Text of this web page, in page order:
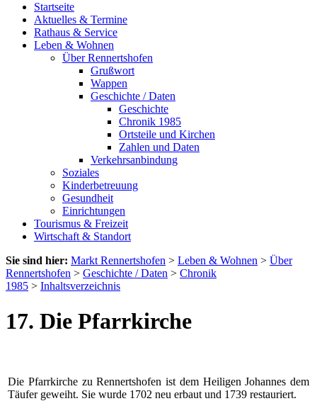
Startseite
Aktuelles & Termine
Rathaus & Service
Leben & Wohnen
Über Rennertshofen
Grußwort
Wappen
Geschichte / Daten
Geschichte
Chronik 1985
Ortsteile und Kirchen
Zahlen und Daten
Verkehrsanbindung
Soziales
Kinderbetreuung
Gesundheit
Einrichtungen
Tourismus & Freizeit
Wirtschaft & Standort
Sie sind hier: Markt Rennertshofen > Leben & Wohnen > Über
Rennertshofen > Geschichte / Daten > Chronik
1985 > Inhaltsverzeichnis
17. Die Pfarrkirche
Die Pfarrkirche zu Rennerts­hofen ist dem Heiligen Johannes dem
Täufer geweiht. Sie wurde 1702 neu erbaut und 1739 restauriert.